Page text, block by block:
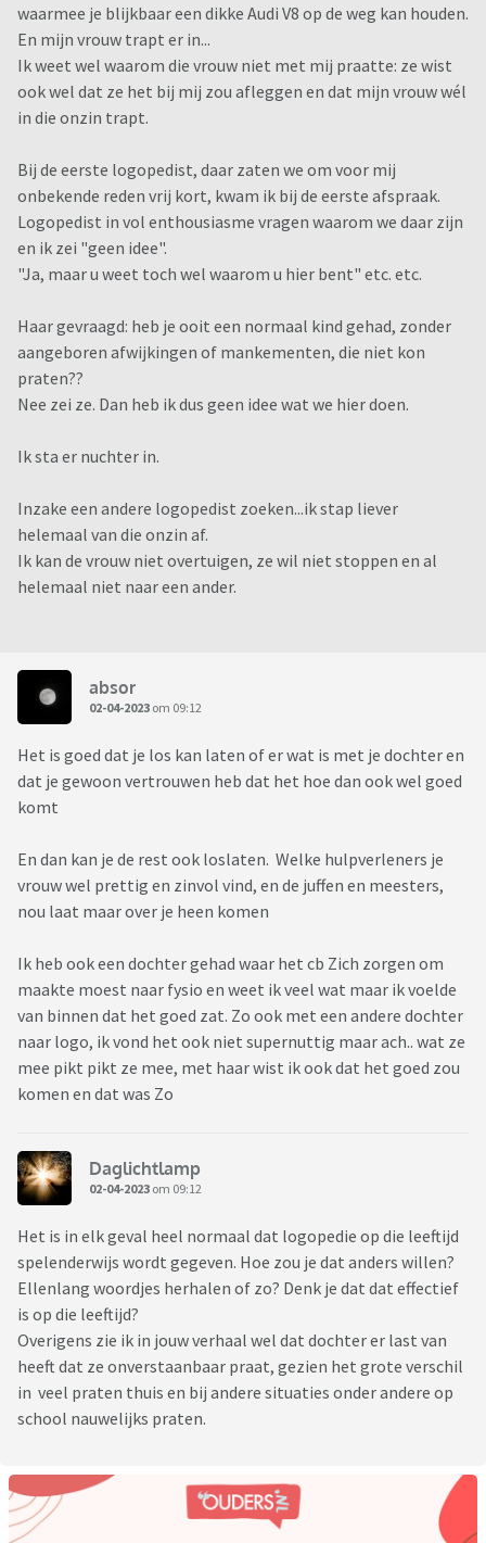
waarmee je blijkbaar een dikke Audi V8 op de weg kan houden.
En mijn vrouw trapt er in...
Ik weet wel waarom die vrouw niet met mij praatte: ze wist
ook wel dat ze het bij mij zou afleggen en dat mijn vrouw wél
in die onzin trapt.
Bij de eerste logopedist, daar zaten we om voor mij
onbekende reden vrij kort, kwam ik bij de eerste afspraak.
Logopedist in vol enthousiasme vragen waarom we daar zijn
en ik zei "geen idee".
"Ja, maar u weet toch wel waarom u hier bent" etc. etc.
Haar gevraagd: heb je ooit een normaal kind gehad, zonder
aangeboren afwijkingen of mankementen, die niet kon
praten??
Nee zei ze. Dan heb ik dus geen idee wat we hier doen.
Ik sta er nuchter in.
Inzake een andere logopedist zoeken...ik stap liever
helemaal van die onzin af.
Ik kan de vrouw niet overtuigen, ze wil niet stoppen en al
helemaal niet naar een ander.
absor
02-04-2023 om 09:12
Het is goed dat je los kan laten of er wat is met je dochter en
dat je gewoon vertrouwen heb dat het hoe dan ook wel goed
komt
En dan kan je de rest ook loslaten. Welke hulpverleners je
vrouw wel prettig en zinvol vind, en de juffen en meesters,
nou laat maar over je heen komen
Ik heb ook een dochter gehad waar het cb Zich zorgen om
maakte moest naar fysio en weet ik veel wat maar ik voelde
van binnen dat het goed zat. Zo ook met een andere dochter
naar logo, ik vond het ook niet supernuttig maar ach.. wat ze
mee pikt pikt ze mee, met haar wist ik ook dat het goed zou
komen en dat was Zo
Daglichtlamp
02-04-2023 om 09:12
Het is in elk geval heel normaal dat logopedie op die leeftijd
spelenderwijs wordt gegeven. Hoe zou je dat anders willen?
Ellenlang woordjes herhalen of zo? Denk je dat dat effectief
is op die leeftijd?
Overigens zie ik in jouw verhaal wel dat dochter er last van
heeft dat ze onverstaanbaar praat, gezien het grote verschil
in veel praten thuis en bij andere situaties onder andere op
school nauwelijks praten.